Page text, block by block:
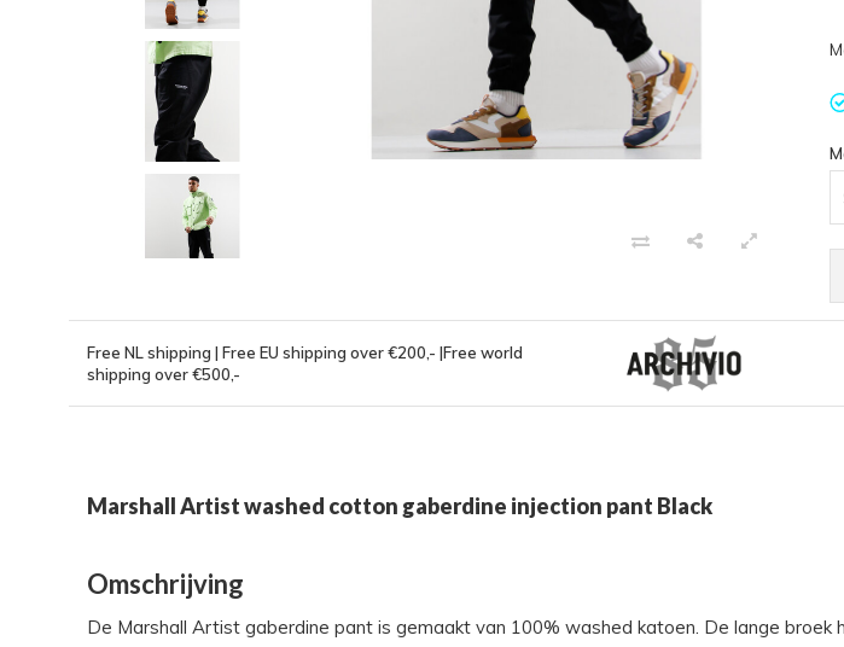
Free NL shipping | Free EU shipping over €200,- |Free world
shipping over €500,-
Marshall Artist washed cotton gaberdine injection pant Black
Omschrijving
De Marshall Artist gaberdine pant is gemaakt van 100% washed katoen. De lange